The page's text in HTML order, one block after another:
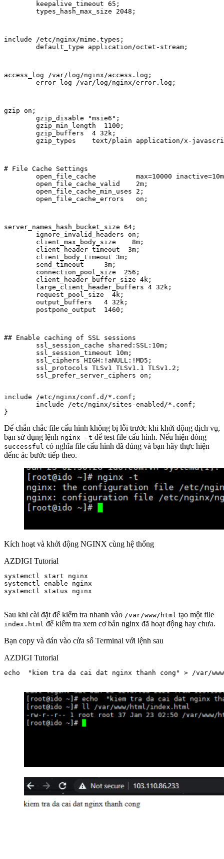
        keepalive_timeout 65;
        types_hash_max_size 2048;
include /etc/nginx/mime.types;
        default_type application/octet-stream;
access_log /var/log/nginx/access.log;
        error_log /var/log/nginx/error.log;
gzip on;
        gzip_disable "msie6";
        gzip_min_length  1100;
        gzip_buffers  4 32k;
gzip_types    text/plain application/x-
# File Cache Settings
open_file_cache          max=10000
        open_file_cache_valid    2m;
        open_file_cache_min_uses 2;
        open_file_cache_errors   on;
server_names_hash_bucket_size 64;
        ignore_invalid_headers on;
        client_max_body_size    8m;
        client_header_timeout  3m;
        client_body_timeout 3m;
        send_timeout     3m;
        connection_pool_size  256;
        client_header_buffer_size 4k;
        large_client_header_buffers 4 32k;
        request_pool_size  4k;
        output_buffers   4 32k;
        postpone_output  1460;
## Enable caching of SSL sessions
        ssl_session_cache shared:SSL:10m;
	ssl_prefer_server_ciphers on;
include /etc/nginx/conf.d/*.conf;
        include /etc/nginx/sites-enabled/*.conf;
}
Để chắn chắc file cấu hình không bị lỗi trước khi khởi động dịch vụ,
bạn sử dụng lệnh nginx -t để test file cấu hình. Nếu hiện dòng
successful có nghĩa file cấu hình đã đúng và bạn hãy thực hiện
đếnc ác bước tiếp theo.
Kích hoạt và khởi động NGINX cùng hệ thống
AZDIGI Tutorial
systemctl start nginx
systemctl enable nginx
systemctl status nginx
Sau khi cài đặt để kiểm tra nhanh vào /var/www/html tạo một file
index.html để kiểm tra xem cơ bản nginx đã hoạt động hay chưa.
Bạn copy và dán vào cửa sổ Terminal với lệnh sau
AZDIGI Tutorial
echo  "kiem tra da cai dat nginx thanh cong" > /var/